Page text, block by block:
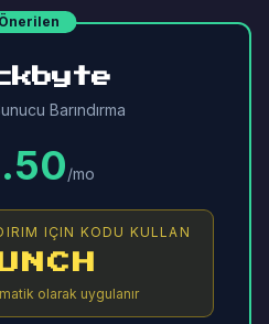
Önerilen
Barındırma
/mo
IÇIN KODU KULLAN
olarak uygulanır